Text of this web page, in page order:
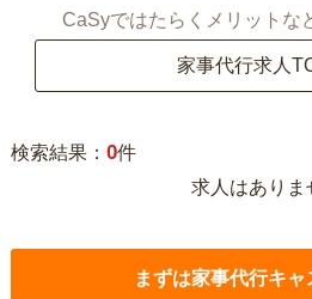
CaSyではたらくメリットな
家事代行求人
検索結果： 0件
求人はありま
まずは家事代行キ